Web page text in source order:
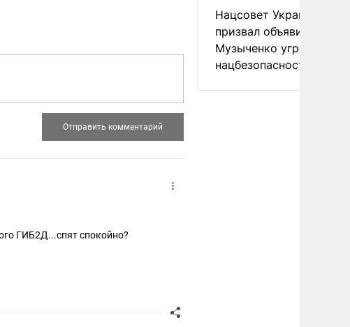
ГИБ2Д...спят спокойно?
Нацсовет Украины по
призвал объявить
Музыченко угрозой
нацбезопасности